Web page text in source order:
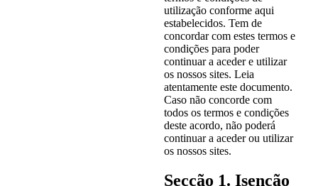
utilização conforme aqui
estabelecidos. Tem de
concordar com estes termos e
condições para poder
continuar a aceder e utilizar
os nossos sites. Leia
atentamente este documento.
Caso não concorde com
todos os termos e condições
deste acordo, não poderá
continuar a aceder ou utilizar
os nossos sites.
Secção 1. Isenção